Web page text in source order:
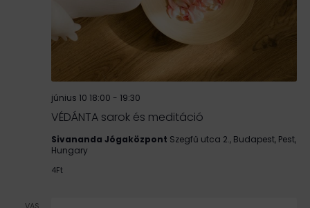
VÉDÁNTA sarok és meditáció
június 10 18:00 - 19:30
Sivananda Jógaközpont Szegfű utca 2., Budapest, Pest,
Hungary
4Ft